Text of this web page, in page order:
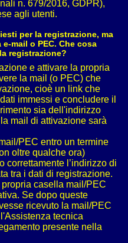
n. 679/2016, GDPR),
agli utenti.
per la registrazione, ma
mail o PEC. Che cosa
registrazione?
e attivare la propria
la mail (o PEC) che
cioè un link che
immessi e concludere il
sia dell'indirizzo
mail di attivazione sarà
PEC entro un termine
oltre qualche ora)
correttamente l’indirizzo di
tra i dati di registrazione.
casella mail/PEC
Se dopo queste
ricevuto la mail/PEC
tecnica
presente nella